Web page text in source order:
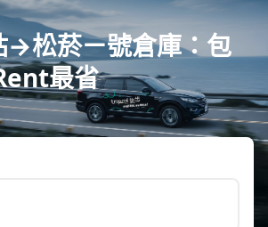
→松菸ㄧ號倉庫：包
最省